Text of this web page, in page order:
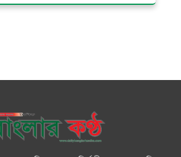
পালিত
জুলাইয়ে সড়কে ঝরল ৪১৬ প্রাণ,
মোটরসাইকেলে সর্বাধিক মৃত্যু